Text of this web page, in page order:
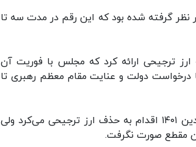
اساسی در نظر گرفته شده بود که این رقم در مدت سه تا
ترجیحی ارائه کرد که مجلس با فوریت آن
۱۴۰۰ نرسید ولی استفاده از ارز ۴ هزار و ۲۰۰ تومانی‌ با درخواست دولت و عنایت مقام معظم رهبری تا
معاون اول رئیس جمهور گفت:‌ دولت بر اساس الزام قانونی باید از اول فروردین ۱۴۰۱ اقدام به حذف ارز ترجیحی می‌کرد ولی
آن مقطع صورت نگرفت.